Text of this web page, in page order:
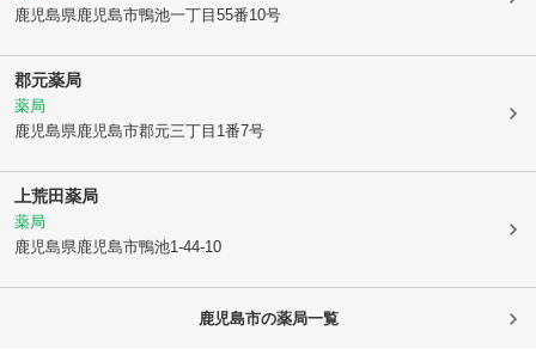
鹿児島県鹿児島市鴨池一丁目55番10号
郡元薬局
薬局
鹿児島県鹿児島市郡元三丁目1番7号
上荒田薬局
薬局
鹿児島県鹿児島市鴨池1-44-10
鹿児島市の薬局一覧